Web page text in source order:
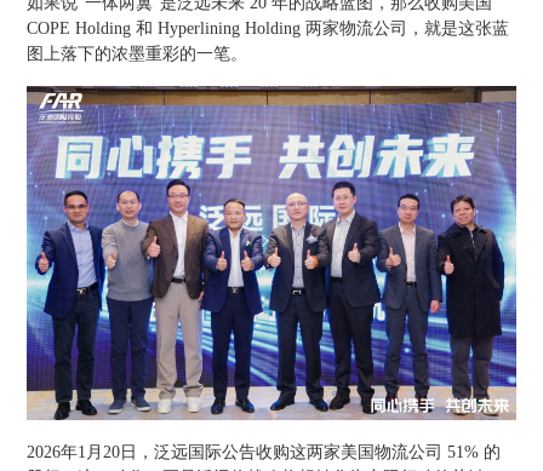
COPE Holding 和 Hyperlining Holding 两家物流公司，就是这张蓝
图上落下的浓墨重彩的一笔。
2026年1月20日，泛远国际公告收购这两家美国物流公司 51% 的